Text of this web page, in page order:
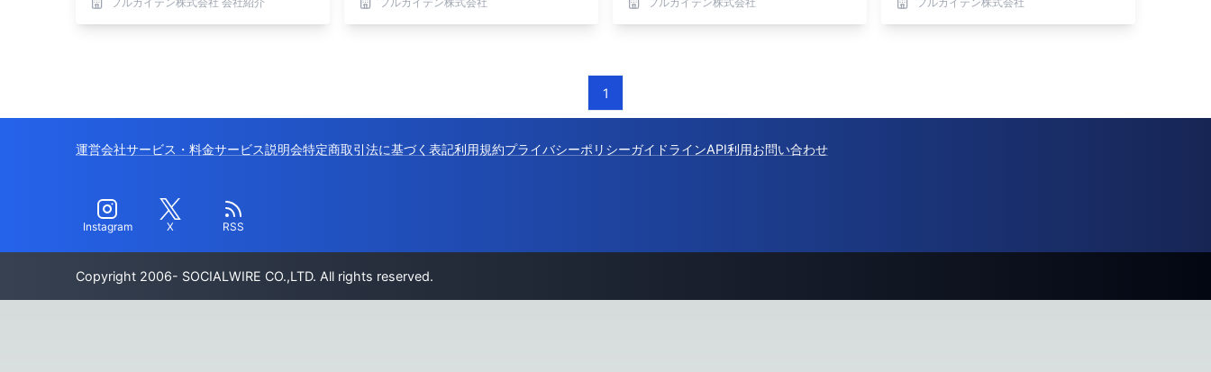
1
運営会社サービス・料金サービス説明会特定商取引法に基づく表記利用規約プライバシーポリシーガイドラインAPI利用お問い合わせ
Instagram X RSS
Copyright 2006- SOCIALWIRE CO.,LTD. All rights reserved.